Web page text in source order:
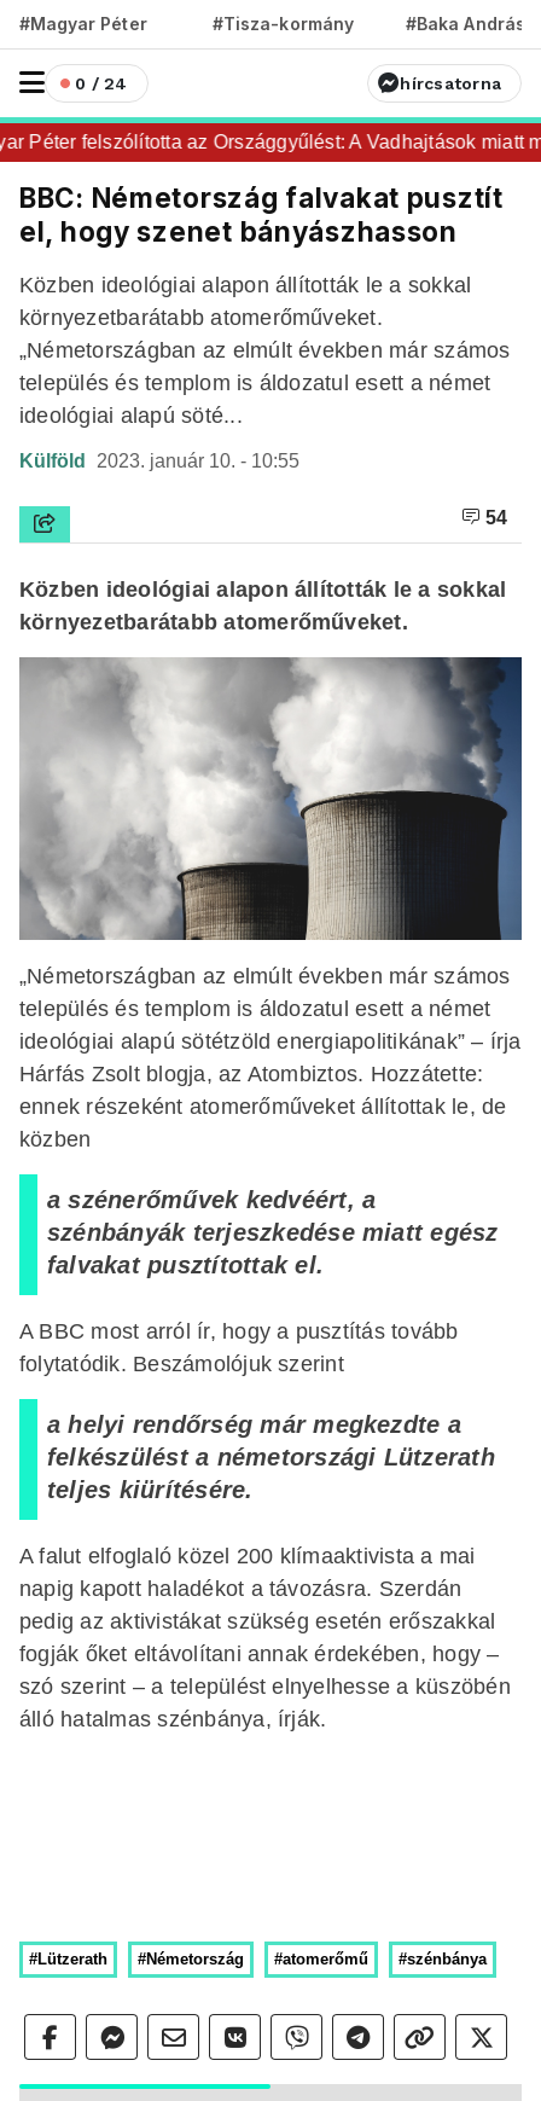
#Magyar Péter #Tisza-kormány #Baka András
0 / 24 hírcsatorna
Péter felszólította az Országgyűlést: A Vadhajtások miatt
BBC: Németország falvakat pusztít
el, hogy szenet bányászhasson
Közben ideológiai alapon állították le a sokkal
környezetbarátabb atomerőműveket.
„Németországban az elmúlt években már számos
település és templom is áldozatul esett a német
ideológiai alapú söté...
Külföld 2023. január 10. - 10:55
54
Közben ideológiai alapon állították le a sokkal
környezetbarátabb atomerőműveket.
„Németországban az elmúlt években már számos
település és templom is áldozatul esett a német
ideológiai alapú sötétzöld energiapolitikának” – írja
Hárfás Zsolt blogja, az Atombiztos. Hozzátette:
ennek részeként atomerőműveket állítottak le, de
közben
a szénerőművek kedvéért, a
szénbányák terjeszkedése miatt egész
falvakat pusztítottak el.
A BBC most arról ír, hogy a pusztítás tovább
folytatódik. Beszámolójuk szerint
a helyi rendőrség már megkezdte a
felkészülést a németországi Lützerath
teljes kiürítésére.
A falut elfoglaló közel 200 klímaaktivista a mai
napig kapott haladékot a távozásra. Szerdán
pedig az aktivistákat szükség esetén erőszakkal
fogják őket eltávolítani annak érdekében, hogy –
szó szerint – a települést elnyelhesse a küszöbén
álló hatalmas szénbánya, írják.
#Lützerath #Németország #atomerőmű #szénbánya